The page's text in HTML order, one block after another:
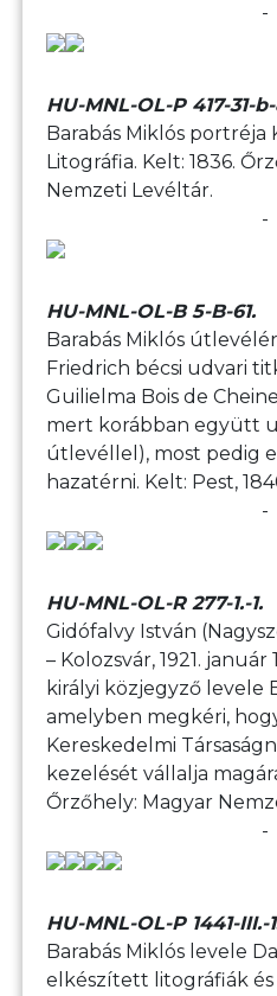
-
HU-MNL-OL-P 417-31-
Barabás Miklós portréja
Litográfia. Kelt: 1836.
Nemzeti Levéltár.
-
HU-MNL-OL-B 5-B-61.
Barabás Miklós
Friedrich bécsi udvari
Guilielma Bois de
mert korábban együtt
útlevéllel), most pedig
hazatérni. Kelt: Pest,
-
HU-MNL-OL-R 277-1.-1.
Gidófalvy István
– Kolozsvár, 1921.
királyi közjegyző levele
amelyben megkéri,
Kereskedelmi
kezelését vállalja
Őrzőhely: Magyar
-
HU-MNL-OL-P 1441-III.-
Barabás Miklós levele
elkészített litográfiák